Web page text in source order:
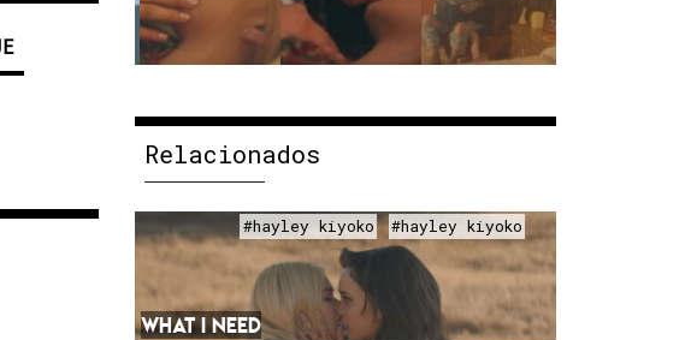
Relacionados
#hayley kiyoko #hayley kiyoko
WHAT I NEED